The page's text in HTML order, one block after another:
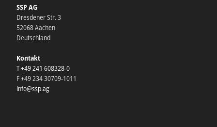
SSP AG
Dresdener Str. 3
52068 Aachen
Deutschland
Kontakt
T +49 241 608328-0
F +49 234 30709-1011
info@ssp.ag